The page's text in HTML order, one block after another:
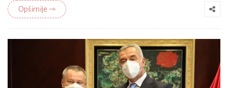
Opširnije ⇾